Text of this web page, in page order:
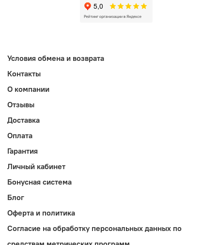
Условия обмена и возврата
Контакты
О компании
Отзывы
Доставка
Оплата
Гарантия
Личный кабинет
Бонусная система
Блог
Оферта и политика
Согласие на обработку персональных данных по